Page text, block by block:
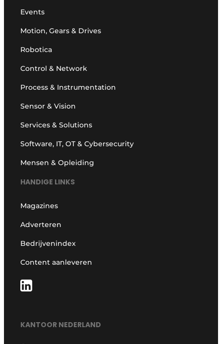
Events
Motion, Gears & Drives
Robotica
Control & Network
Process & Instrumentation
Sensor & Vision
Services & Solutions
Software, IT, OT & Cybersecurity
Mensen & Opleiding
HANDIGE LINKS
Magazines
Adverteren
Bedrijvenindex
Content aanleveren
KANTOOR NEDERLAND